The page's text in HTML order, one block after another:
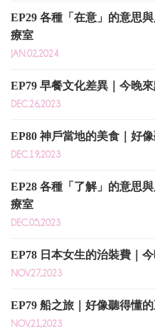
EP29 各種「在意」的意思
療室
JAN.02,2024
EP79 早餐文化差異｜今晚
DEC.26,2023
EP80 神戶當地的美食｜好
DEC.19,2023
EP28 各種「了解」的意思
療室
DEC.05,2023
EP78 日本女生的治裝費｜
NOV.27,2023
EP79 船之旅｜好像聽得懂
NOV.21,2023